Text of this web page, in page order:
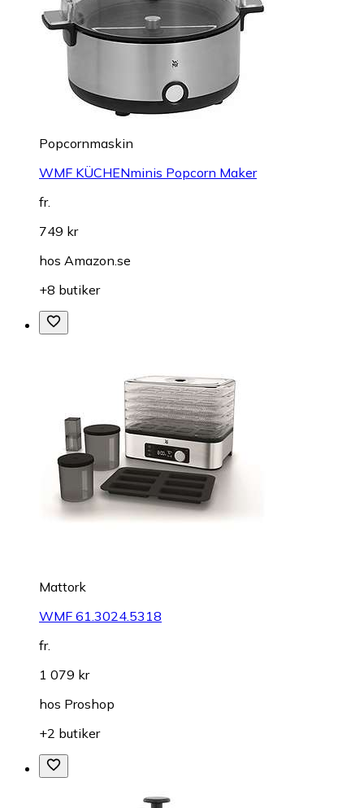
Popcornmaskin
WMF KÜCHENminis Popcorn Maker
fr.
749 kr
hos Amazon.se
+8 butiker
Mattork
WMF 61.3024.5318
fr.
1 079 kr
hos Proshop
+2 butiker